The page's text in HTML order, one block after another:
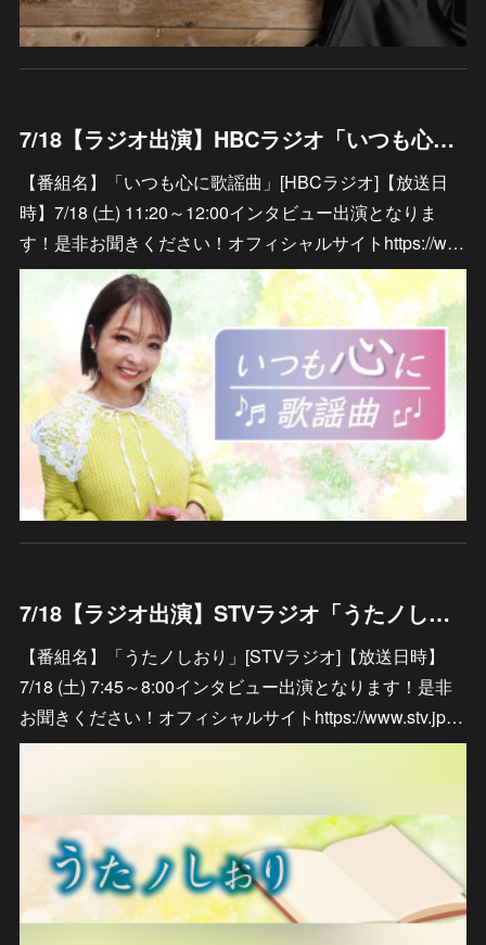
7/18【ラジオ出演】HBCラジオ「いつも心に歌謡曲」
【番組名】「いつも心に歌謡曲」[HBCラジオ]【放送日
時】7/18 (土) 11:20～12:00インタビュー出演となりま
す！是非お聞きください！オフィシャルサイトhttps://w…
7/18【ラジオ出演】STVラジオ「うたノしおり」
【番組名】「うたノしおり」[STVラジオ]【放送日時】
7/18 (土) 7:45～8:00インタビュー出演となります！是非
お聞きください！オフィシャルサイトhttps://www.stv.jp…